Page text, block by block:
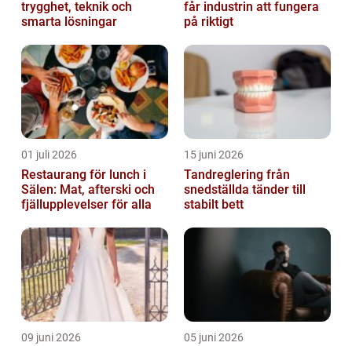
trygghet, teknik och
smarta lösningar
får industrin att fungera
på riktigt
01 juli 2026
Restaurang för lunch i
Sälen: Mat, afterski och
fjällupplevelser för alla
15 juni 2026
Tandreglering från
snedställda tänder till
stabilt bett
09 juni 2026 05 juni 2026